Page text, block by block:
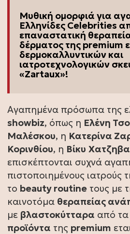
Μυθική ομορφιά για
Ελληνίδες Celebrities
επαναστατική
δέρματος της premium
δερμοκαλλυντικών και
ιατροτεχνολογικών
«Zartaux»!
Αγαπημένα πρόσωπα της
showbiz, όπως η Ελένη
Μαλέσκου, η Κατερίνα
Κορινθίου, η Βίκυ
επισκέπτονται συχνά
πιστοποιημένους ιατρούς
το beauty routine τους με
καινοτόμα θεραπείας
με βλαστοκύτταρα από
προϊόντα της premium